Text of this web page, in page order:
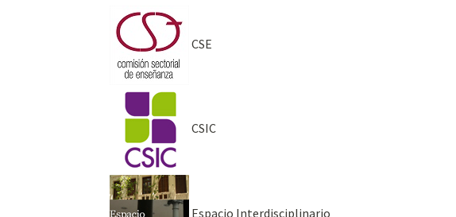
CSE
CSIC
Espacio Interdisciplinario